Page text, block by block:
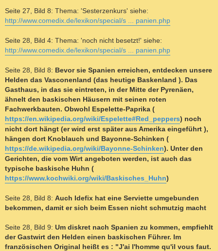
Seite 27, Bild 8: Thema: 'Sesterzenkurs' siehe:
http://www.comedix.de/lexikon/special/s ... panien.php
Seite 28, Bild 4: Thema: 'noch nicht besetzt!' siehe:
http://www.comedix.de/lexikon/special/s ... panien.php
Seite 28, Bild 8: Bevor sie Spanien erreichen, entdecken unsere
Helden das Vasconenland (das heutige Baskenland ). Das
Gasthaus, in das sie eintreten, in der Mitte der Pyrenäen,
ähnelt den baskischen Häusern mit seinen roten
Fachwerkbauten. Obwohl Espelette-Paprika (
https://en.wikipedia.org/wiki/Espelette#Red_peppers) noch
nicht dort hängt (er wird erst später aus Amerika eingeführt ),
hängen dort Knoblauch und Bayonne-Schinken (
https://de.wikipedia.org/wiki/Bayonne-Schinken). Unter den
Gerichten, die vom Wirt angeboten werden, ist auch das
typische baskische Huhn (
https://www.kochwiki.org/wiki/Baskisches_Huhn)
Seite 28, Bild 8: Auch Idefix hat eine Serviette umgebunden
bekommen, damit er sich beim Essen nicht schmutzig macht
Seite 28, Bild 9: Um diskret nach Spanien zu kommen, empfiehlt
der Gastwirt den Helden einen baskischen Führer. Im
französischen Original heißt es : "J'ai l'homme qu'il vous faut.